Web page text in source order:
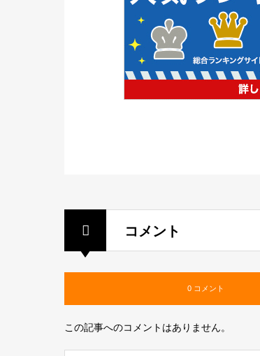
コメント
0 コメント
この記事へのコメントはありません。